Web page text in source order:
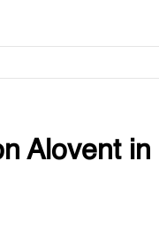
Aloventin